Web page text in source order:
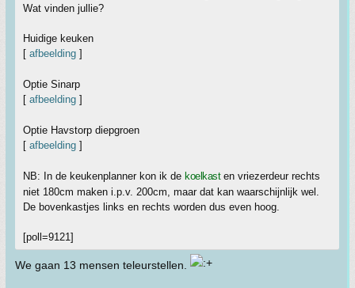
Wat vinden jullie?
Huidige keuken
[ afbeelding ]
Optie Sinarp
[ afbeelding ]
Optie Havstorp diepgroen
[ afbeelding ]
NB: In de keukenplanner kon ik de koelkasten vriezerdeur rechts
niet 180cm maken i.p.v. 200cm, maar dat kan waarschijnlijk wel.
De bovenkastjes links en rechts worden dus even hoog.
[poll=9121]
We gaan 13 mensen teleurstellen.